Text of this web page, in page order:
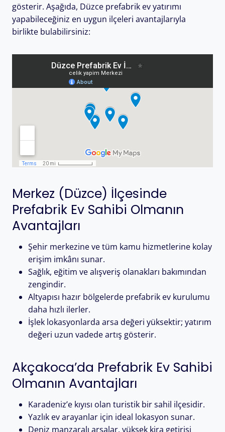
gösterir. Aşağıda, Düzce prefabrik ev yatırımı
yapabileceğiniz en uygun ilçeleri avantajlarıyla
birlikte bulabilirsiniz:
Merkez (Düzce) İlçesinde
Prefabrik Ev Sahibi Olmanın
Avantajları
Şehir merkezine ve tüm kamu hizmetlerine kolay
erişim imkânı sunar.
Sağlık, eğitim ve alışveriş olanakları bakımından
zengindir.
Altyapısı hazır bölgelerde prefabrik ev kurulumu
daha hızlı ilerler.
İşlek lokasyonlarda arsa değeri yüksektir; yatırım
değeri uzun vadede artış gösterir.
Akçakoca’da Prefabrik Ev Sahibi
Olmanın Avantajları
Karadeniz’e kıyısı olan turistik bir sahil ilçesidir.
Yazlık ev arayanlar için ideal lokasyon sunar.
Deniz manzaralı arsalar, yüksek kira getirisi